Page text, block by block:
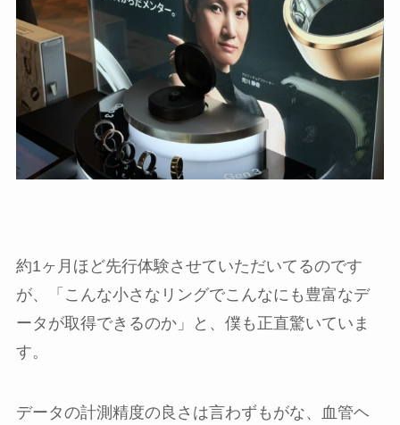
約1ヶ月ほど先行体験させていただいてるのです
が、「こんな小さなリングでこんなにも豊富なデ
ータが取得できるのか」と、僕も正直驚いていま
す。
データの計測精度の良さは言わずもがな、血管ヘ